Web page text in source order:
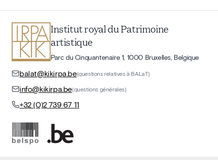
Institut royal du Patrimoine
artistique
Parc du Cinquantenaire 1, 1000 Bruxelles, Belgique
balat@kikirpa.be(questions relatives à BALaT)
info@kikirpa.be(questions générales)
+32 (0)2 739 67 11